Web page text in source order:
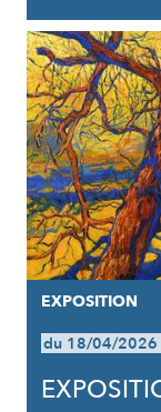
EXPOSITION
du 18/04/